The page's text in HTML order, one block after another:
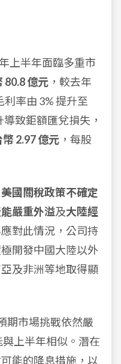
上半年面臨多重市
80.8 億元 ，較去年
率由 3% 提升至
致鉅額匯兌損失，
2.97 億元 ，每股
美國關稅政策不確定
嚴重外溢及大陸經
應對此情況，公司持
開發中國大陸以外
及非洲等地取得顯
期市場挑戰依然嚴
上半年相似。潛在
能的降息措施，以